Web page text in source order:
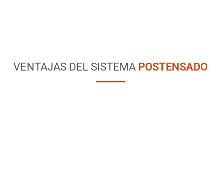
VENTAJAS DEL SISTEMA POSTENSADO